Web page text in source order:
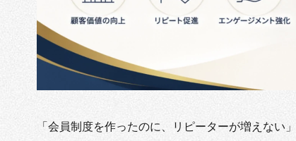
「会員制度を作ったのに、リピーターが増えな